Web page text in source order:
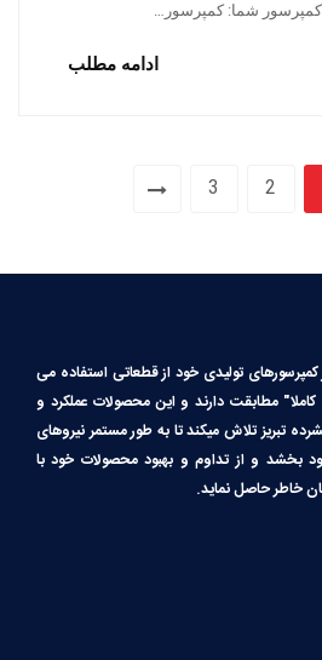
شما: کمپرسور…
ادامه مطلب
2
3
تولیدی خود از قطعاتی استفاده می
کاملا″ مطابقت دارند و این محصولات عملکرد و
تبریز تلاش میکند تا به طور مستمر نیروهای
بخشد و از تداوم و بهبود محصولات خود با
خاطر حاصل نماید.